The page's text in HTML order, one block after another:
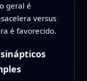
geral é
versus
é favorecido.